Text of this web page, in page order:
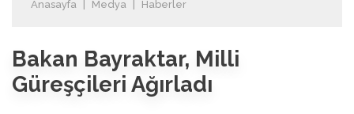
Anasayfa Medya Haberler
Bakan Bayraktar, Milli
Güreşçileri Ağırladı